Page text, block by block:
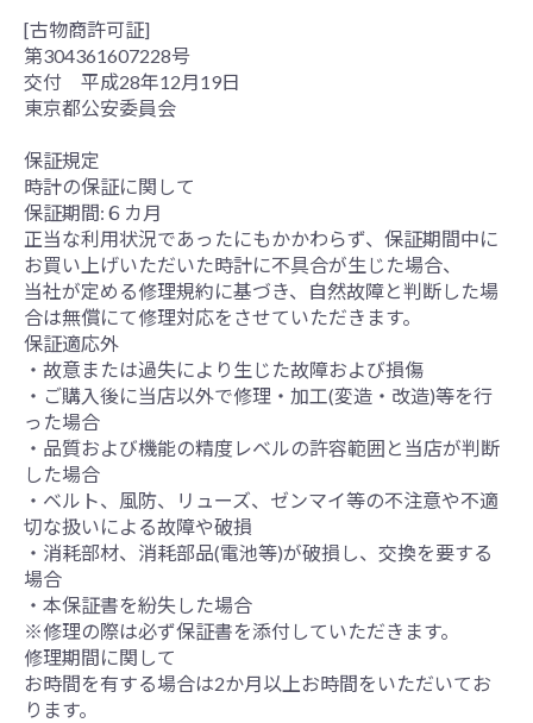
[古物商許可証]
第304361607228号
交付 平成28年12月19日
東京都公安委員会
保証規定
時計の保証に関して
保証期間:６カ月
正当な利用状況であったにもかかわらず、保証期間中に
お買い上げいただいた時計に不具合が生じた場合、
当社が定める修理規約に基づき、自然故障と判断した場
合は無償にて修理対応をさせていただきます。
保証適応外
・故意または過失により生じた故障および損傷
・ご購入後に当店以外で修理・加工(変造・改造)等を行
った場合
・品質および機能の精度レベルの許容範囲と当店が判断
した場合
・ベルト、風防、リューズ、ゼンマイ等の不注意や不適
切な扱いによる故障や破損
・消耗部材、消耗部品(電池等)が破損し、交換を要する
場合
・本保証書を紛失した場合
※修理の際は必ず保証書を添付していただきます。
修理期間に関して
お時間を有する場合は2か月以上お時間をいただいてお
ります。